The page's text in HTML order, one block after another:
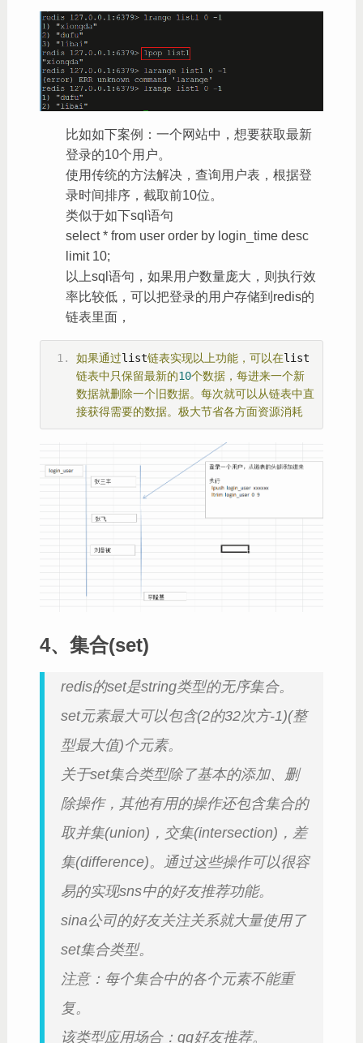
比如如下案例：一个网站中，想要获取最新
登录的10个用户。
使用传统的方法解决，查询用户表，根据登
录时间排序，截取前10位。
类似于如下sql语句
select * from user order by login_time desc
limit 10;
以上sql语句，如果用户数量庞大，则执行效
率比较低，可以把登录的用户存储到redis的
链表里面，
如果通过list链表实现以上功能，可以在list
链表中只保留最新的10个数据，每进来一个新
数据就删除一个旧数据。每次就可以从链表中直
接获得需要的数据。极大节省各方面资源消耗
4、集合(set)
redis的set是string类型的无序集合。
set元素最大可以包含(2的32次方-1)(整
型最大值)个元素。
关于set集合类型除了基本的添加、删
除操作，其他有用的操作还包含集合的
取并集(union)，交集(intersection)，差
集(difference)。通过这些操作可以很容
易的实现sns中的好友推荐功能。
sina公司的好友关注关系就大量使用了
set集合类型。
注意：每个集合中的各个元素不能重
复。
该类型应用场合：qq好友推荐。